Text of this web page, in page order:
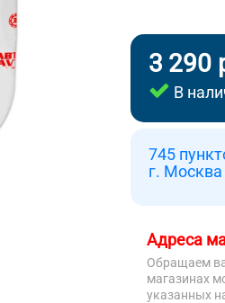
3 290
В
745
г. Москва
Адреса
Обращаем
магазинах
указанных